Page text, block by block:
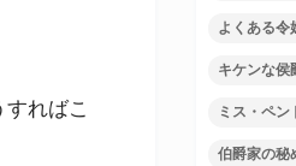
ればこ
よくある令
キケンな侯
ミス・ペン
伯爵家の秘